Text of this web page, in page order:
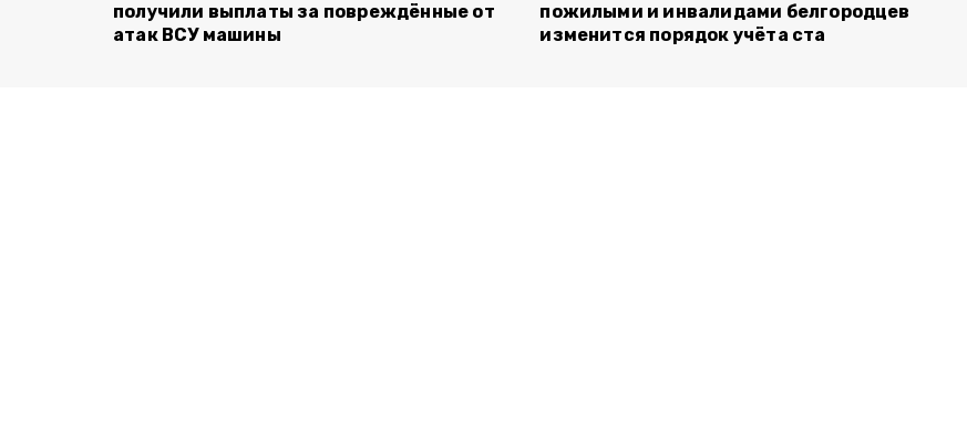
получили выплаты за повреждённые от
атак ВСУ машины
пожилыми и инвалидами белгородцев
изменится порядок учёта ста